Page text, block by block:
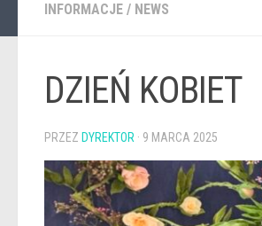
INFORMACJE / NEWS
DZIEŃ KOBIET
PRZEZ DYREKTOR · 9 MARCA 2025